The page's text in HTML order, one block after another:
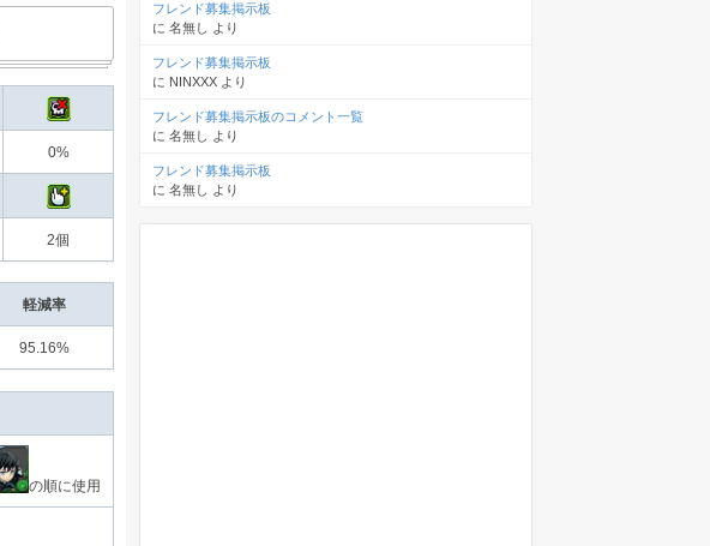
0%
2個
軽減率
95.16%
の順に使用
フレンド募集掲示板
に 名無し より
フレンド募集掲示板
に NINXXX より
フレンド募集掲示板のコメント一覧
に 名無し より
フレンド募集掲示板
に 名無し より